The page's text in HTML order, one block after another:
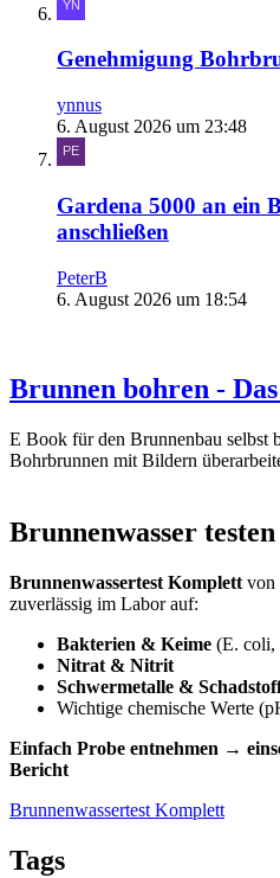
Genehmigung
ynnus
6. August 2026 um 23:48
Gardena 5000 an ein
anschließen
PeterB
6. August 2026 um 18:54
Brunnen bohren -
E Book für den Brunnenbau selbst
Bohrbrunnen mit Bildern
Brunnenwasser testen
Brunnenwassertest Komplett von
zuverlässig im Labor auf:
Bakterien & Keime (E. coli,
Nitrat & Nitrit
Schwermetalle &
Wichtige chemische Werte
Einfach Probe entnehmen →
Bericht
Brunnenwassertest Komplett
Tags